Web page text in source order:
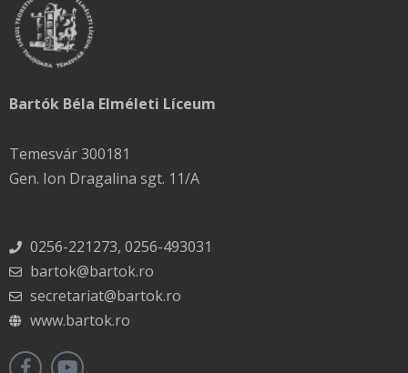
Bartók Béla Elméleti Líceum
Temesvár 300181
Gen. Ion Dragalina sgt. 11/A
0256-221273, 0256-493031
bartok@bartok.ro
secretariat@bartok.ro
www.bartok.ro